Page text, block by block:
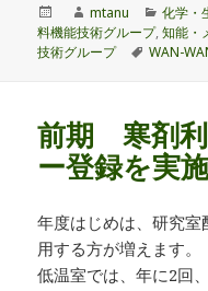
稿
日:
作
成
者
mtanu
カ
テ
ゴ
化学・
料機能技術グループ,知能・
技術グループ
タ
WAN-
前期 寒剤利
ー登録を実
年度はじめは、研究
用する方が増えます。
低温室では、年に2回